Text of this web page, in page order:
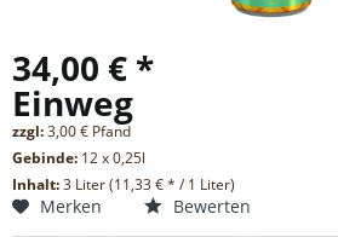
34,00 € *
Einweg
zzgl:3,00 € Pfand
Gebinde: 12 x 0,25l
Inhalt:3 Liter (11,33 € * / 1 Liter)
Merken Bewerten